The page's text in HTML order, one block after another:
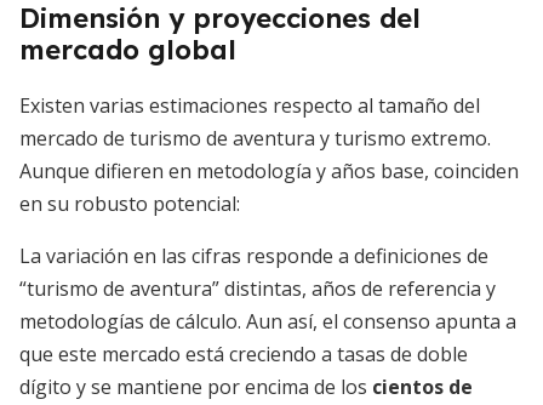
Dimensión y proyecciones del
mercado global
Existen varias estimaciones respecto al tamaño del
mercado de turismo de aventura y turismo extremo.
Aunque difieren en metodología y años base, coinciden
en su robusto potencial:
La variación en las cifras responde a definiciones de
“turismo de aventura” distintas, años de referencia y
metodologías de cálculo. Aun así, el consenso apunta a
que este mercado está creciendo a tasas de doble
dígito y se mantiene por encima de los cientos de